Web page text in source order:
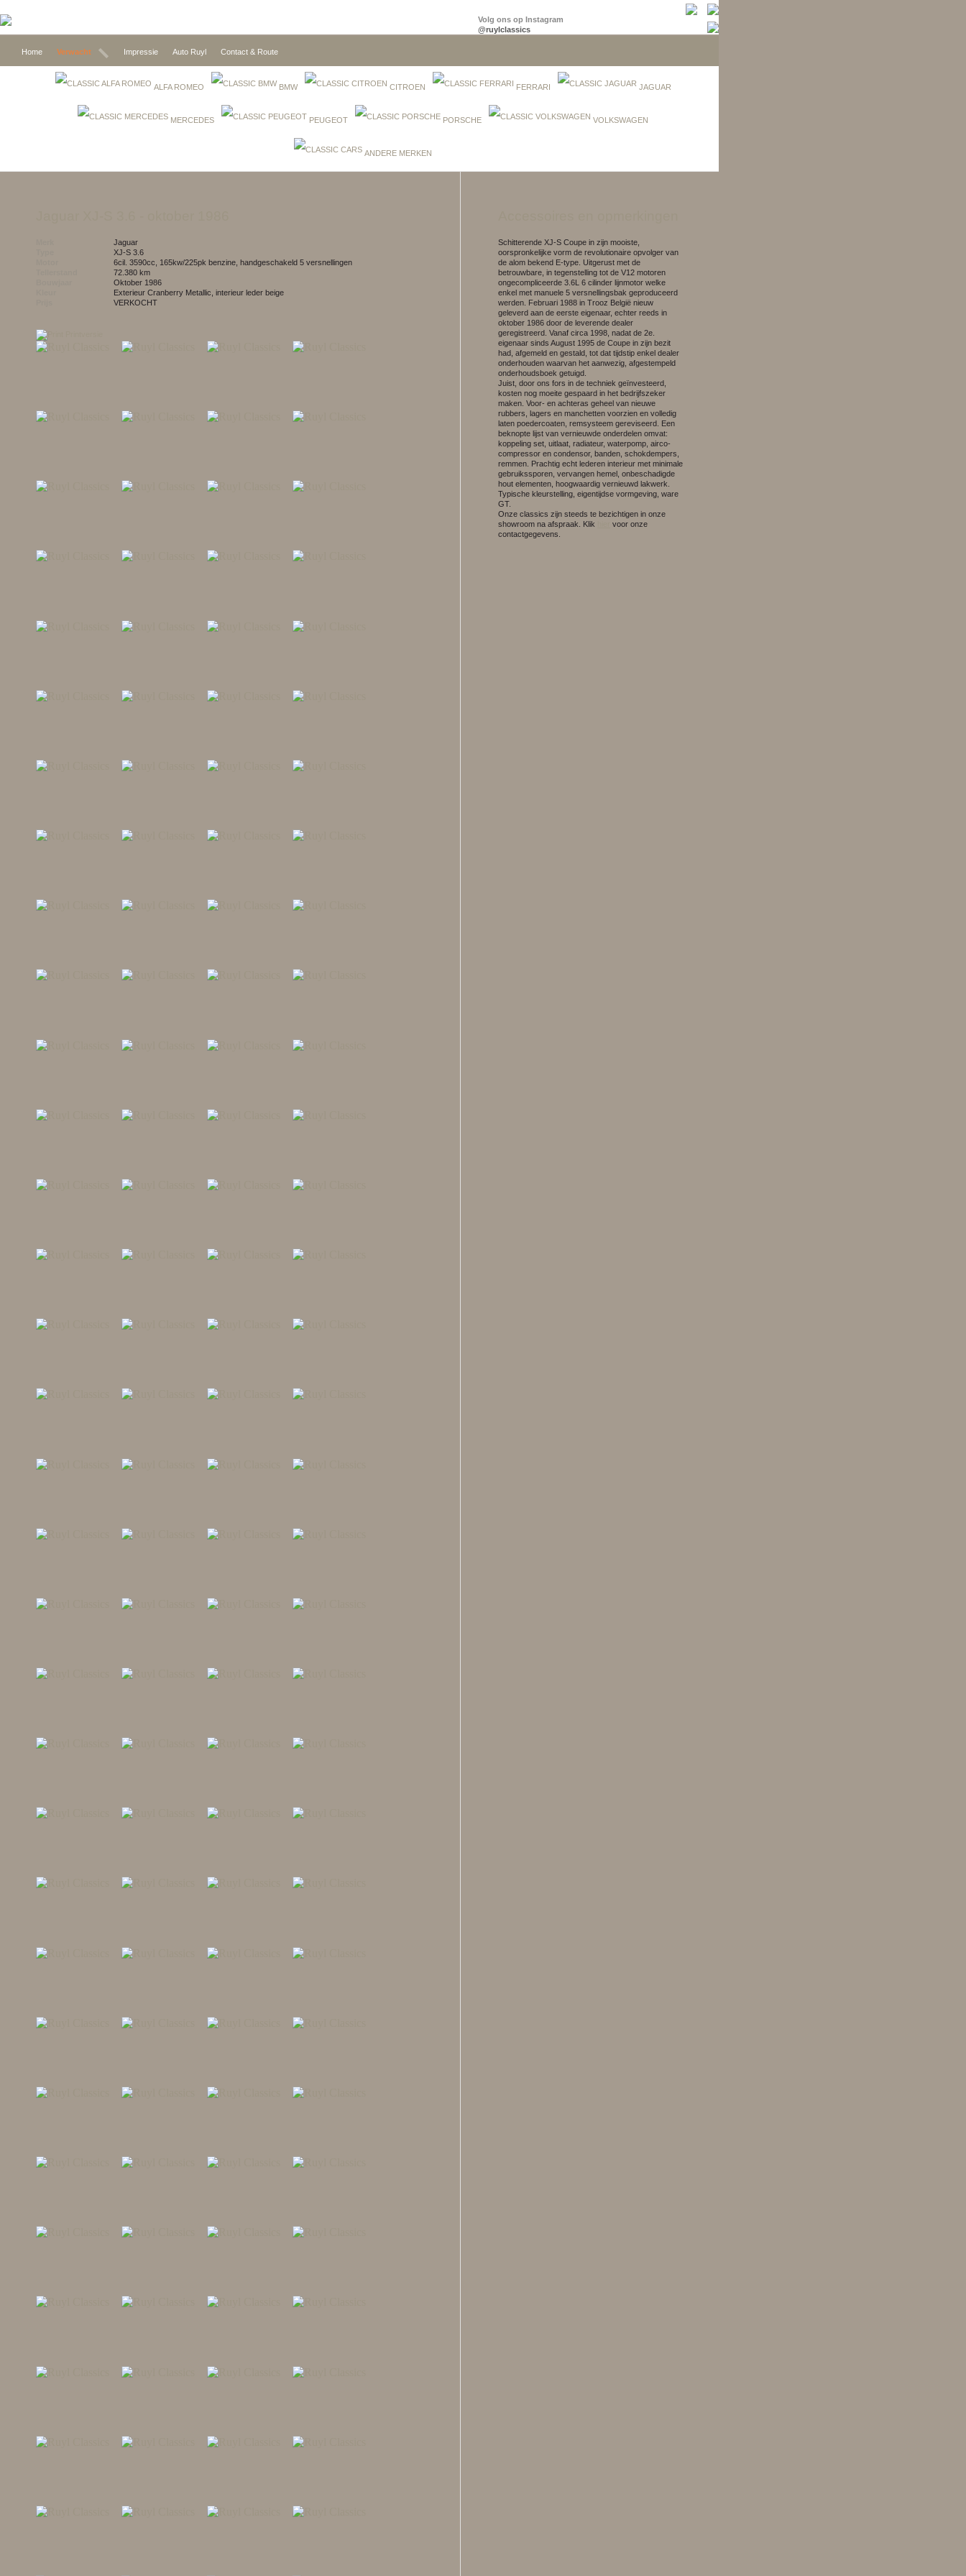
Volg ons op Instagram
@ruylclassics
Home Verwacht Impressie Auto Ruyl Contact & Route
ALFA ROMEO BMW CITROEN FERRARI JAGUAR
MERCEDES PEUGEOT PORSCHE VOLKSWAGEN
ANDERE MERKEN
Jaguar
XJ-S 3.6
6cil. 3590cc, 165kw/225pk benzine, handgeschakeld 5 versnellingen
72.380 km
oktober 1986
exterieur Cranberry Metallic, interieur leder beige
VERKOCHT
Schitterende XJ-S Coupe in zijn mooiste,
oorspronkelijke vorm de revolutionaire opvolger van
de alom bekend E-type. Uitgerust met de
betrouwbare, in tegenstelling tot de V12 motoren
ongecompliceerde 3.6L 6 cilinder lijnmotor welke
enkel met manuele 5 versnellingsbak geproduceerd
werden. Februari 1988 in Trooz België nieuw
geleverd aan de eerste eigenaar, echter reeds in
oktober 1986 door de leverende dealer
geregistreerd. Vanaf circa 1998, nadat de 2e.
eigenaar sinds August 1995 de Coupe in zijn bezit
had, afgemeld en gestald, tot dat tijdstip enkel dealer
onderhouden waarvan het aanwezig, afgestempeld
onderhoudsboek getuigd.
Juist, door ons fors in de techniek geïnvesteerd,
kosten nog moeite gespaard in het bedrijfszeker
maken. Voor- en achteras geheel van nieuwe
rubbers, lagers en manchetten voorzien en volledig
laten poedercoaten, remsysteem gereviseerd. Een
beknopte lijst van vernieuwde onderdelen omvat:
koppeling set, uitlaat, radiateur, waterpomp, airco-
compressor en condensor, banden, schokdempers,
remmen. Prachtig echt lederen interieur met minimale
gebruikssporen, vervangen hemel, onbeschadigde
hout elementen, hoogwaardig vernieuwd lakwerk.
Typische kleurstelling, eigentijdse vormgeving, ware
GT.
Onze classics zijn steeds te bezichtigen in onze
showroom na afspraak. Klik
voor onze
contactgegevens.